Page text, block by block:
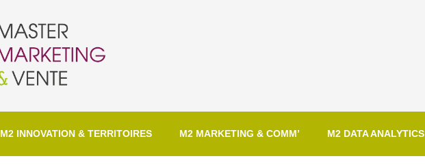
M2 INNOVATION & TERRITOIRES M2 MARKETING & COMM’ M2 DATA ANALYTICS